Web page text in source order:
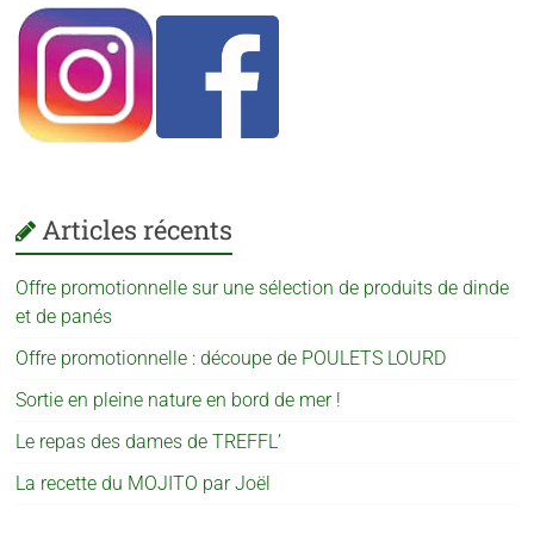
Articles récents
Offre promotionnelle sur une sélection de produits de dinde
et de panés
Offre promotionnelle : découpe de POULETS LOURD
Sortie en pleine nature en bord de mer !
Le repas des dames de TREFFL’
La recette du MOJITO par Joël